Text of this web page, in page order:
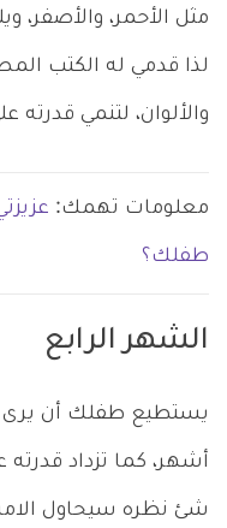
مثل الأحمر، والأصفر،
لذا قدمي له الكتب
والألوان، لتنمي قدرته
معلومات تهمك:
طفلك؟
الشهر الرابع
يستطيع طفلك أن يرى
أشهر، كما تزداد
شئ نظره سيحاول